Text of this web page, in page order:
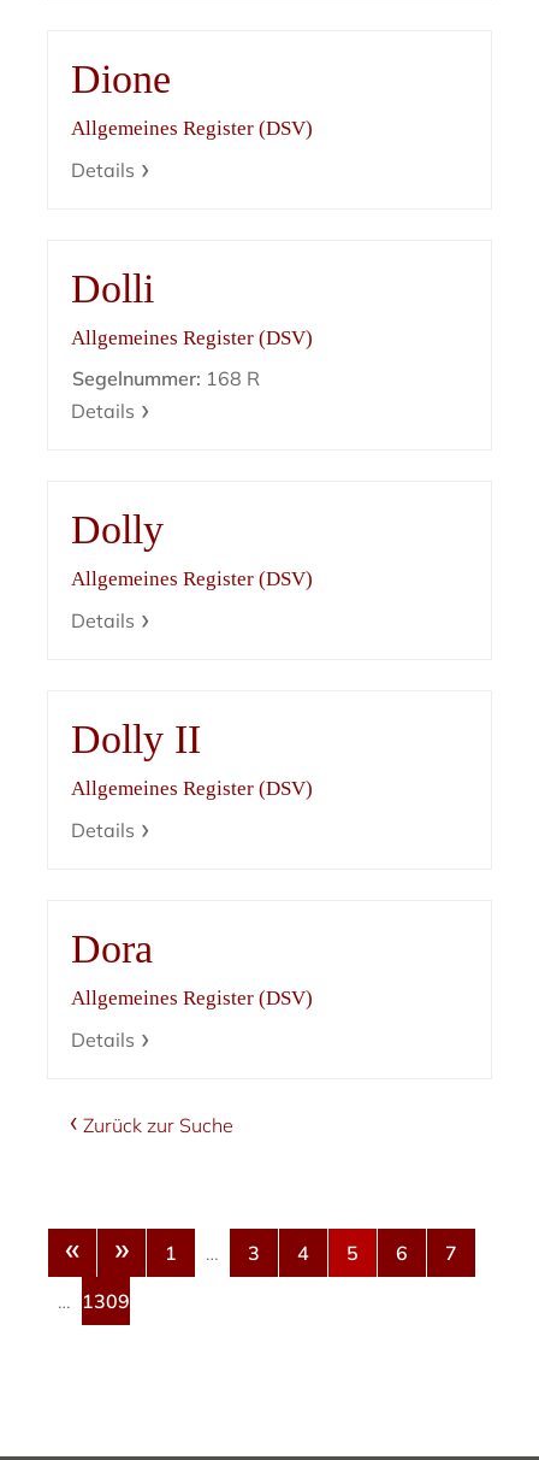
Dione
Allgemeines Register (DSV)
Details
Dolli
Allgemeines Register (DSV)
Segelnummer: 168 R
Details
Dolly
Allgemeines Register (DSV)
Details
Dolly II
Allgemeines Register (DSV)
Details
Dora
Allgemeines Register (DSV)
Details
Zurück zur Suche
« » 1 … 3 4 5 6
7
… 1309